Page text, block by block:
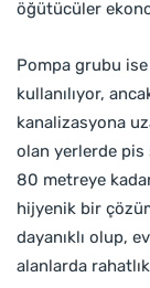
öğütücüler
Pompa grubu
kullanılıyor,
kanalizasyona
olan yerlerde pis
80 metreye
hijyenik bir
dayanıklı olup,
alanlarda